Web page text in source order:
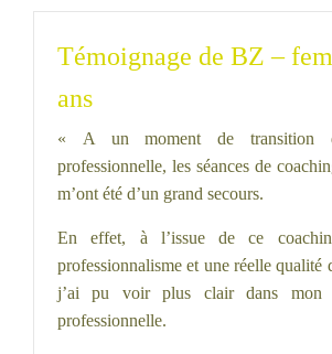
Témoignage de BZ –
ans
« A un moment de transition
professionnelle, les séances de
m’ont été d’un grand secours.
En effet, à l’issue de ce
professionnalisme et une réelle qualité
j’ai pu voir plus clair dans mon
professionnelle.